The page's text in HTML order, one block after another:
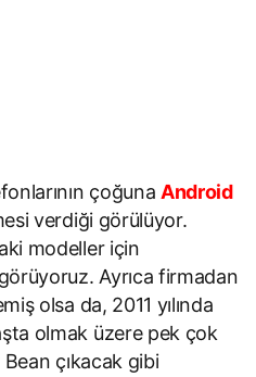
çoğuna Android
verdiği görülüyor.
modeller için
Ayrıca firmadan
olsa da, 2011 yılında
olmak üzere pek çok
çıkacak gibi